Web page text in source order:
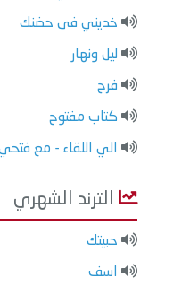
خديني فى حضنك
ليل ونهار
فرح
كتاب مفتوح
الي اللقاء - مع
الترند الشهري
حبيتك
اسف